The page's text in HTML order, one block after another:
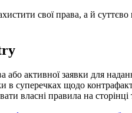
свої права, а й
активної заявки для
в суперечках щодо
власні правила на сторінці